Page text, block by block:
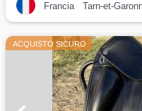
Francia Tarn-et-
ACQUISTO SICURO